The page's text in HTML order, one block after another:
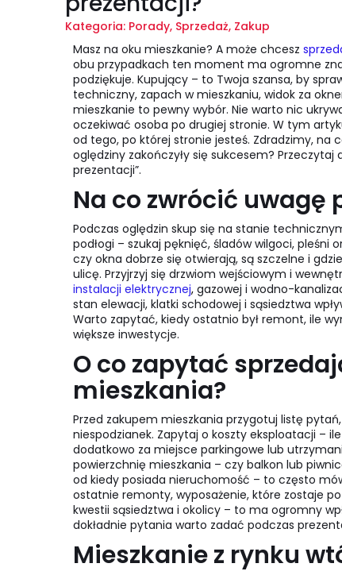
Kategoria: Porady, Sprzedaż, Zakup
Masz na oku mieszkanie? A może chcesz
obu przypadkach ten moment ma ogromne
podziękuje. Kupujący – to Twoja szansa, by
techniczny, zapach w mieszkaniu, widok za
mieszkanie to pewny wybór. Nie warto nic
oczekiwać osoba po drugiej stronie. W tym
od tego, po której stronie jesteś. Zdradzimy, na
oględziny zakończyły się sukcesem?
prezentacji”.
Na co zwrócić uwagę
Podczas oględzin skup się na stanie
podłogi – szukaj pęknięć, śladów wilgoci,
czy okna dobrze się otwierają, są szczelne i
ulicę. Przyjrzyj się drzwiom wejściowym i
instalacji elektrycznej, gazowej i wodno-
stan elewacji, klatki schodowej i sąsiedztwa
Warto zapytać, kiedy ostatnio był remont, ile
większe inwestycje.
O co zapytać
mieszkania?
Przed zakupem mieszkania przygotuj listę
niespodzianek. Zapytaj o koszty eksploatacji –
dodatkowo za miejsce parkingowe lub
powierzchnię mieszkania – czy balkon lub
od kiedy posiada nieruchomość – to często
ostatnie remonty, wyposażenie, które zostaje
kwestii sąsiedztwa i okolicy – to ma ogromny
dokładnie pytania warto zadać podczas
Mieszkanie z rynku